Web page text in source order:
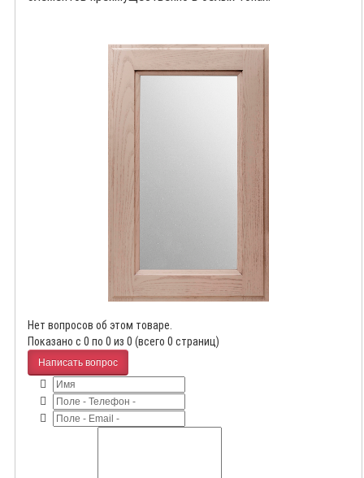
Нет вопросов об этом товаре.
Показано с 0 по 0 из 0 (всего 0 страниц)
Написать вопрос